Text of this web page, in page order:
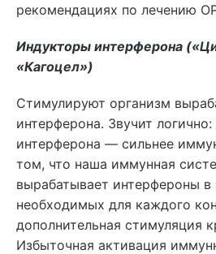
рекомендациях по лечению
Индукторы интерферона
«Кагоцел»)
Стимулируют организм
интерферона. Звучит
интерферона — сильнее
том, что наша иммунная
вырабатывает интерфероны в
необходимых для каждого
дополнительная стимуляция
Избыточная активация